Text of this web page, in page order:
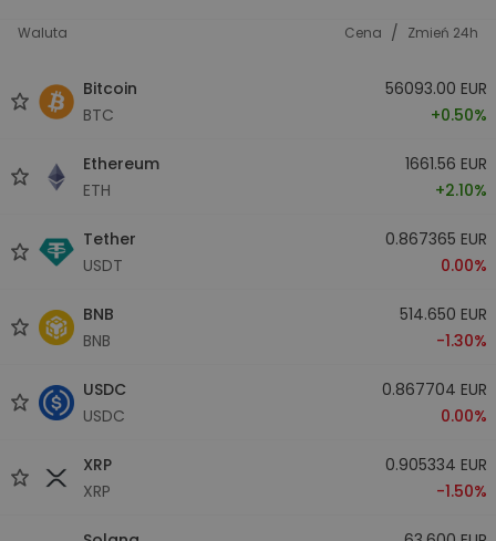
Waluta Cena / Zmień 24h
Bitcoin
BTC
56093.00 EUR
+0.50%
Ethereum
ETH
1661.56 EUR
+2.10%
Tether
USDT
0.867365 EUR
0.00%
BNB
BNB
514.650 EUR
-1.30%
USDC
USDC
0.867704 EUR
0.00%
XRP
XRP
0.905334 EUR
-1.50%